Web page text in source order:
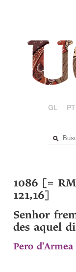
GL PT
1086 [= RM
121,16]
Senhor
des aquel
Pero d'Armea